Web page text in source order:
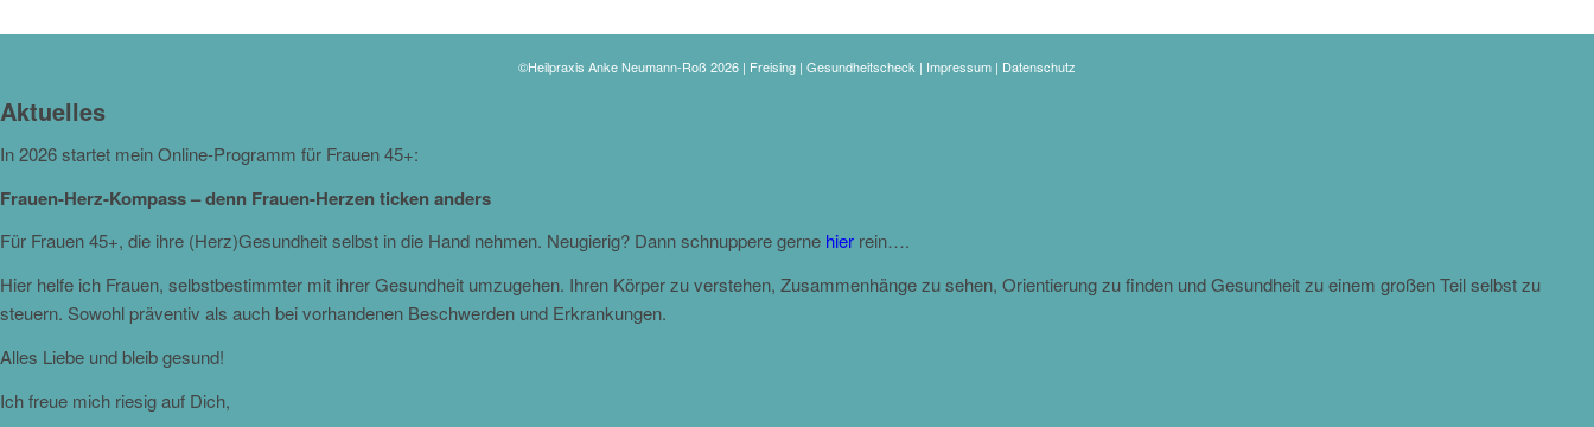
©Heilpraxis Anke Neumann-Roß 2026 | Freising | Gesundheitscheck | Impressum | Datenschutz
Aktuelles
In 2026 startet mein Online-Programm für Frauen 45+:
Frauen-Herz-Kompass – denn Frauen-Herzen ticken anders
Für Frauen 45+, die ihre (Herz)Gesundheit selbst in die Hand nehmen. Neugierig? Dann schnuppere gerne hier rein….
Hier helfe ich Frauen, selbstbestimmter mit ihrer Gesundheit umzugehen. Ihren Körper zu verstehen, Zusammenhänge zu sehen, Orientierung zu finden und Gesundheit zu einem großen Teil selbst zu
steuern. Sowohl präventiv als auch bei vorhandenen Beschwerden und Erkrankungen.
Alles Liebe und bleib gesund!
Ich freue mich riesig auf Dich,